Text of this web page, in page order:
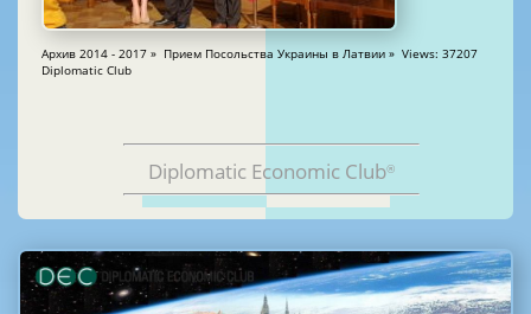
Архив 2014 - 2017 » Прием Посольства Украины в Латвии » Views: 37207
Diplomatic Club
Diplomatic Economic Club®